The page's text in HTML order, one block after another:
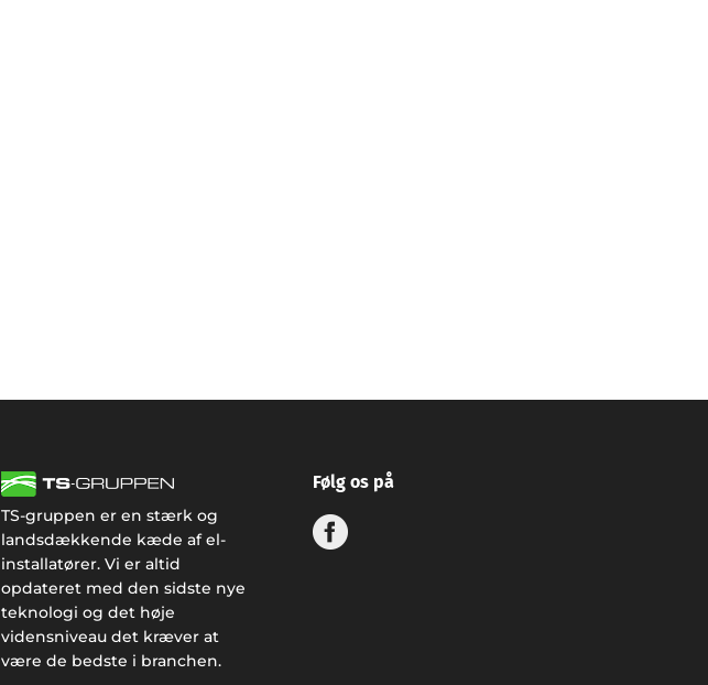
TS-gruppen er en stærk og
landsdækkende kæde af el-
installatører. Vi er altid
opdateret med den sidste nye
teknologi og det høje
vidensniveau det kræver at
være de bedste i branchen.
Følg os på